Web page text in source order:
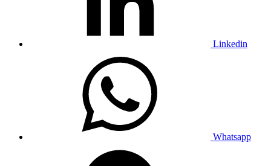
Linkedin
Whatsapp